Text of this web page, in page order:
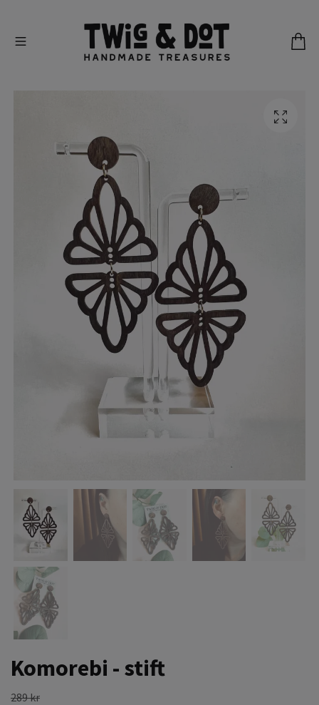
Komorebi - stift
289 kr